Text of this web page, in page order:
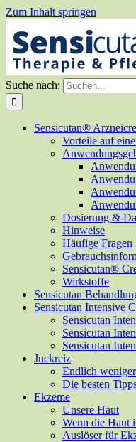
Zum Inhalt springen
Suche nach:
Sensicutan®
Vorteile auf
Dosierung &
Hinweise
Häufige Fragen
Sensicutan®
Wirkstoffe
Sensicutan
Sensicutan Intensive
Sensicutan
Sensicutan
Sensicutan
Juckreiz
Endlich
Die besten
Ekzeme
Unsere Haut
Wenn die Haut
Auslöser für